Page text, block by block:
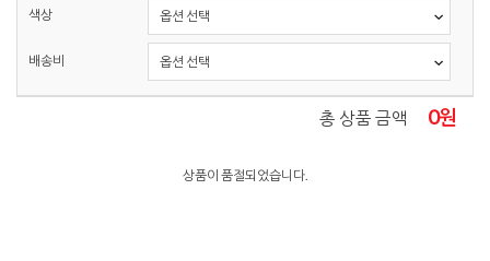
색상
배송비
총 상품 금액 0원
상품이 품절되었습니다.